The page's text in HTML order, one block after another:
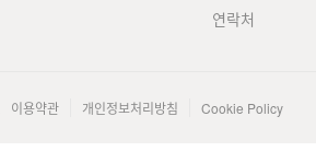
연락처
이용약관 개인정보처리방침 Cookie Policy